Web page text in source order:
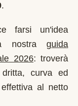
.
farsi un'idea
nostra
guida
2026: troverà
curva ed
al netto